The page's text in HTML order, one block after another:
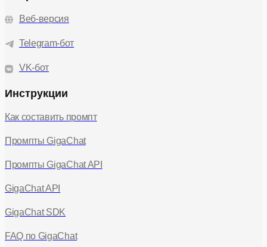
Веб-версия
Telegram-бот
VK-бот
Инструкции
Как составить промпт
Промпты GigaChat
Промпты GigaChat API
GigaChat API
GigaChat SDK
FAQ по GigaChat